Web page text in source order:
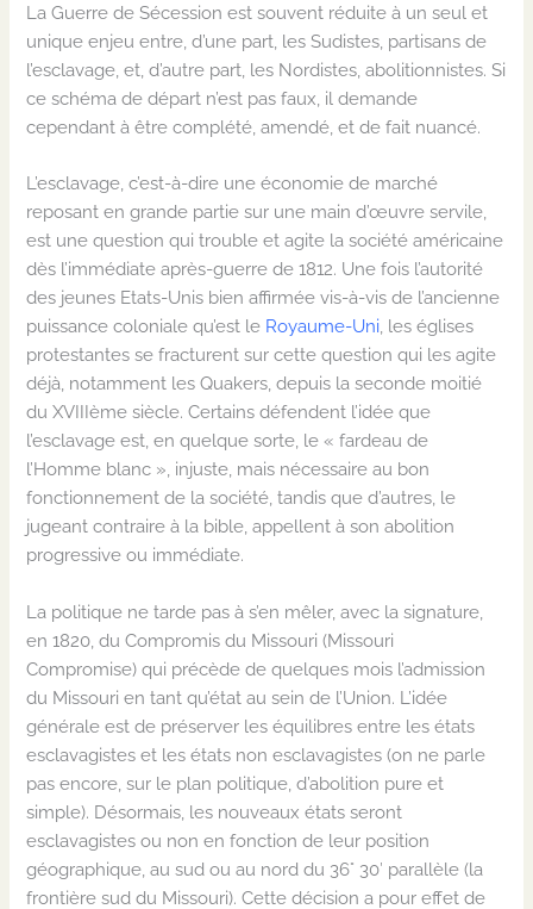
La Guerre de Sécession est souvent réduite à un seul et
unique enjeu entre, d’une part, les Sudistes, partisans de
l’esclavage, et, d’autre part, les Nordistes, abolitionnistes. Si
ce schéma de départ n’est pas faux, il demande
cependant à être complété, amendé, et de fait nuancé.
L’esclavage, c’est-à-dire une économie de marché
reposant en grande partie sur une main d’œuvre servile,
est une question qui trouble et agite la société américaine
dès l’immédiate après-guerre de 1812. Une fois l’autorité
des jeunes Etats-Unis bien affirmée vis-à-vis de l’ancienne
puissance coloniale qu’est le Royaume-Uni , les églises
protestantes se fracturent sur cette question qui les agite
déjà, notamment les Quakers, depuis la seconde moitié
du XVIIIème siècle. Certains défendent l’idée que
l’esclavage est, en quelque sorte, le « fardeau de
l’Homme blanc », injuste, mais nécessaire au bon
fonctionnement de la société, tandis que d’autres, le
jugeant contraire à la bible, appellent à son abolition
progressive ou immédiate.
La politique ne tarde pas à s’en mêler, avec la signature,
en 1820, du Compromis du Missouri (Missouri
Compromise) qui précède de quelques mois l’admission
du Missouri en tant qu’état au sein de l’Union. L’idée
générale est de préserver les équilibres entre les états
esclavagistes et les états non esclavagistes (on ne parle
pas encore, sur le plan politique, d’abolition pure et
simple). Désormais, les nouveaux états seront
esclavagistes ou non en fonction de leur position
géographique, au sud ou au nord du 36° 30′ parallèle (la
frontière sud du Missouri). Cette décision a pour effet de